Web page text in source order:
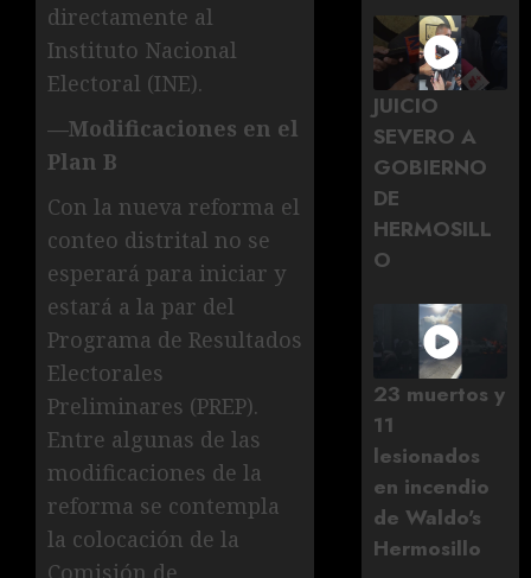
directamente al
Instituto Nacional
Electoral (INE).
—Modificaciones en el
Plan B
Con la nueva reforma el
conteo distrital no se
esperará para iniciar y
estará a la par del
Programa de Resultados
Electorales
Preliminares (PREP).
Entre algunas de las
modificaciones de la
reforma se contempla
la colocación de la
Comisión de
JUICIO
SEVERO A
GOBIERNO
DE
HERMOSILL
O
23 muertos y
11
lesionados
en incendio
de Waldo's
Hermosillo